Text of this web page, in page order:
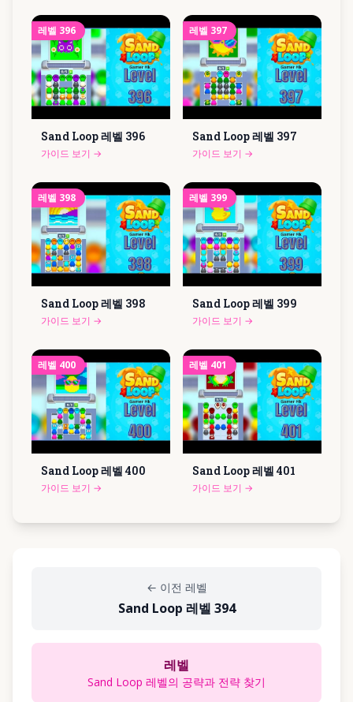
레벨 396
Sand Loop 레벨 396
가이드 보기 →
레벨 397
Sand Loop 레벨 397
가이드 보기 →
레벨 398
Sand Loop 레벨 398
가이드 보기 →
레벨 399
Sand Loop 레벨 399
가이드 보기 →
레벨 400
Sand Loop 레벨 400
가이드 보기 →
레벨 401
Sand Loop 레벨 401
가이드 보기 →
← 이전 레벨
Sand Loop 레벨 394
레벨
Sand Loop 레벨의 공략과 전략 찾기